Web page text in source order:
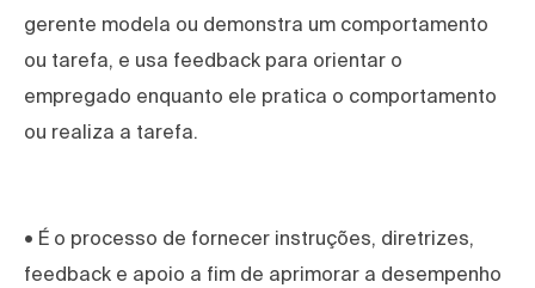
gerente modela ou demonstra um comportamento
ou tarefa, e usa feedback para orientar o
empregado enquanto ele pratica o comportamento
ou realiza a tarefa.
• É o processo de fornecer instruções, diretrizes,
feedback e apoio a fim de aprimorar a desempenho